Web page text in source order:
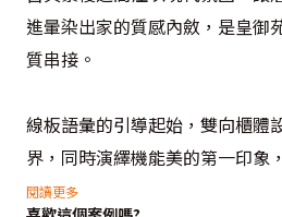
進暈染出家的質感內斂，是皇御
質串接。
線板語彙的引導起始，雙向櫃體
界，同時演繹機能美的第一印象
入公領域，大量展示性架構投影
閱讀更多